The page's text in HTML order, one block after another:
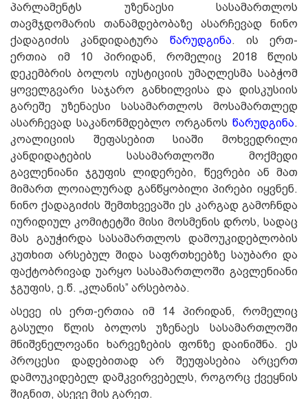
პარლამენტს უზენაესი სასამართლოს
თავმჯდომარის თანამდებობაზე ასარჩევად ნინო
ქადაგიძის კანდიდატურა წარუდგინა. ის ერთ-
ერთია იმ 10 პირიდან, რომელიც 2018 წლის
დეკემბრის ბოლოს იუსტიციის უმაღლესმა საბჭომ
ყოველგვარი საჯარო განხილვისა და დისკუსიის
გარეშე უზენაესი სასამართლოს მოსამართლედ
ასარჩევად საკანონმდებლო ორგანოს წარუდგინა.
კოალიციის შეფასებით სიაში მოხვედრილი
კანდიდატების სასამართლოში მოქმედი
გავლენიანი ჯგუფის ლიდერები, წევრები ან მათ
მიმართ ლოიალურად განწყობილი პირები იყვნენ.
ნინო ქადაგიძის შემთხვევაში ეს კარგად გამოჩნდა
იურიდიულ კომიტეტში მისი მოსმენის დროს, სადაც
მას გაუჭირდა სასამართლოს დამოუკიდებლობის
კუთხით არსებულ შიდა საფრთხეებზე საუბარი და
ფაქტობრივად უარყო სასამართლოში გავლენიანი
ჯგუფის, ე.წ. „კლანის” არსებობა.
ასევე ის ერთ-ერთია იმ 14 პირიდან, რომელიც
გასული წლის ბოლოს უზენაეს სასამართლოში
მნიშვნელოვანი ხარვეზების ფონზე დაინიშნა. ეს
პროცესი დადებითად არ შეუფასებია არცერთ
დამოუკიდებელ დამკვირვებელს, როგორც ქვეყნის
შიგნით, ასევე მის გარეთ.